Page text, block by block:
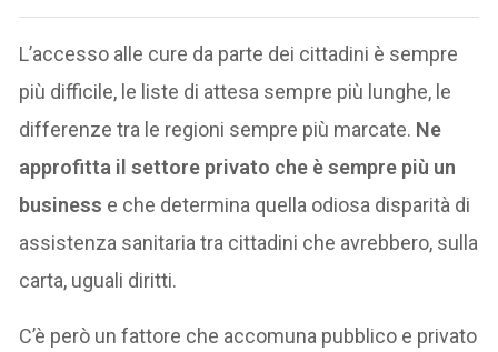
L’accesso alle cure da parte dei cittadini è sempre
più difficile, le liste di attesa sempre più lunghe, le
differenze tra le regioni sempre più marcate. Ne
approfitta il settore privato che è sempre più un
business e che determina quella odiosa disparità di
assistenza sanitaria tra cittadini che avrebbero, sulla
carta, uguali diritti.
C’è però un fattore che accomuna pubblico e privato